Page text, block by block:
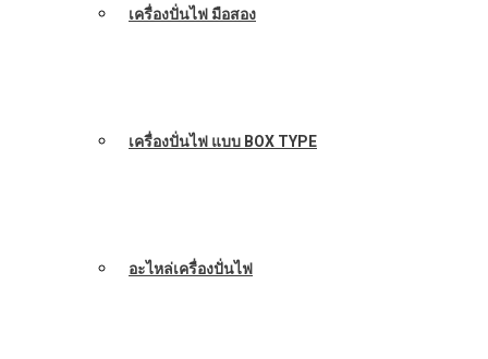
เครื่องปั่นไฟ มือสอง
เครื่องปั่นไฟ แบบ BOX TYPE
อะไหล่เครื่องปั่นไฟ